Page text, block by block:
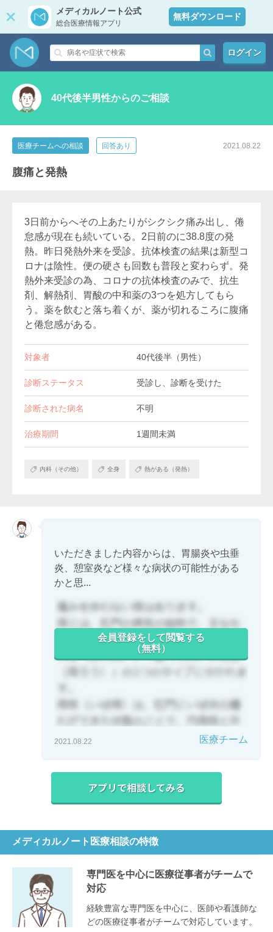
メディカルノート公式
総合医療情報アプリ
無料ダウンロード
ログイン
40代後半男性からのご相談
医療チームへの相談 回答あり 2021.08.22
腹痛と発熱
3日前からへその上あたりがシクシク痛み出し、倦
怠感が現在も続いている。2日前のに38.8度の発
熱。昨日発熱外来を受診。抗体検査の結果は新型コ
ロナは陰性。便の硬さも回数も普段と変わらず。発
熱外来受診の為、コロナの抗体検査のみで、抗生
剤、解熱剤、胃酸の中和薬の3つを処方してもら
う。薬を飲むと落ち着くが、薬が切れるころに腹痛
と倦怠感がある。
対象者 40代後半（男性）
診断ステータス 受診し、診断を受けた
診断された病名 不明
治療期間 1週間未満
内科（その他） 全身 熱がある（発熱）
いただきました内容からは、胃腸炎や虫垂
炎、憩室炎など様々な病状の可能性がある
かと思...
会員登録をして閲覧する
（無料）
2021.08.22 医療チーム
メディカルノート医療相談の特徴
専門医を中心に医療従事者がチームで
対応
経験豊富な専門医を中心に、医師や看護師な
どの医療従事者がチームで対応しています。